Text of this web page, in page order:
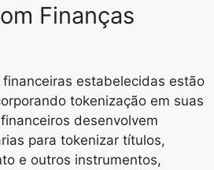
Finanças
estabelecidas estão
tokenização em suas
desenvolvem
para tokenizar títulos,
e outros instrumentos,